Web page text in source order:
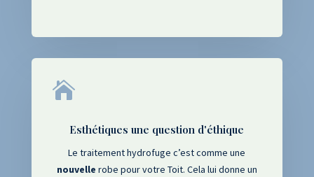

Esthétiques une question d'éthique
Le traitement hydrofuge c’est comme une
nouvelle robe pour votre Toit. Cela lui donne un